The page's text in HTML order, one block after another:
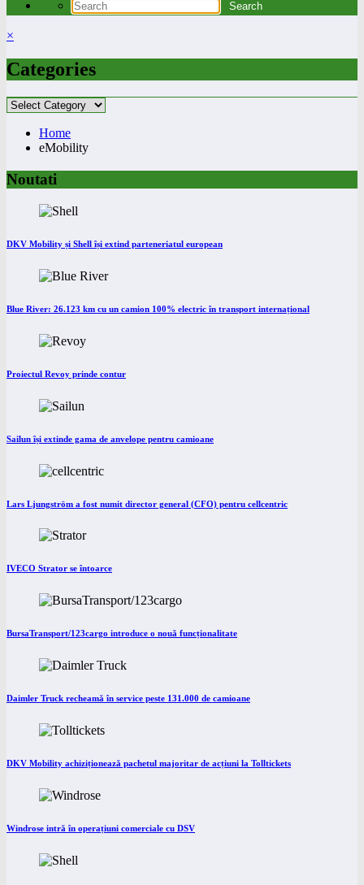
×
Categories
Categories
Home
eMobility
Noutati
DKV Mobility și Shell își extind parteneriatul european
Blue River: 26.123 km cu un camion 100% electric în transport internațional
Proiectul Revoy prinde contur
Sailun își extinde gama de anvelope pentru camioane
Lars Ljungström a fost numit director general (CFO) pentru cellcentric
IVECO Strator se întoarce
BursaTransport/123cargo introduce o nouă funcționalitate
Daimler Truck recheamă în service peste 131.000 de camioane
DKV Mobility achiziționează pachetul majoritar de acțiuni la Tolltickets
Windrose intră în operațiuni comerciale cu DSV